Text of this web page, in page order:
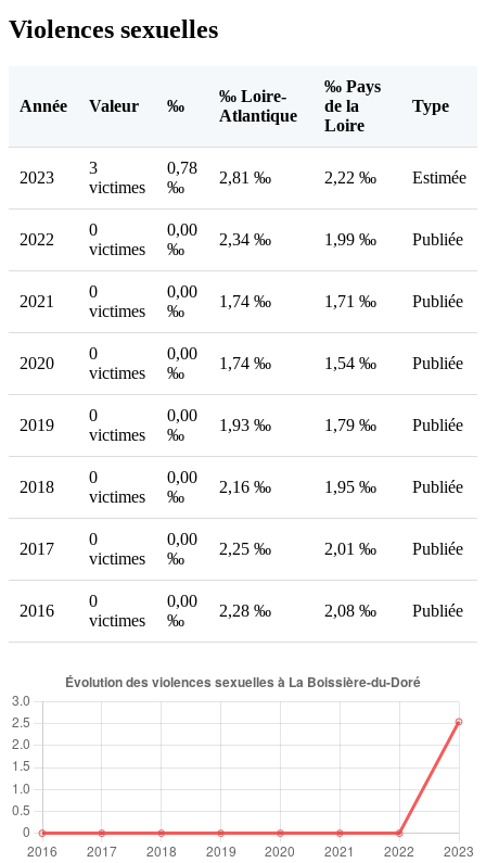
Violences sexuelles
Année Valeur ‰
‰ Loire-
Atlantique
‰ Pays
de la
Loire
Type
2023
3
victimes
0,78
‰
2,81 ‰ 2,22 ‰ Estimée
2022
0
victimes
0,00
‰
2,34 ‰ 1,99 ‰ Publiée
2021
0
victimes
0,00
‰
1,74 ‰ 1,71 ‰ Publiée
2020
0
victimes
0,00
‰
1,74 ‰ 1,54 ‰ Publiée
2019
0
victimes
0,00
‰
1,93 ‰ 1,79 ‰ Publiée
2018
0
victimes
0,00
‰
2,16 ‰ 1,95 ‰ Publiée
2017
0
victimes
0,00
‰
2,25 ‰ 2,01 ‰ Publiée
2016
0
victimes
0,00
‰
2,28 ‰ 2,08 ‰ Publiée